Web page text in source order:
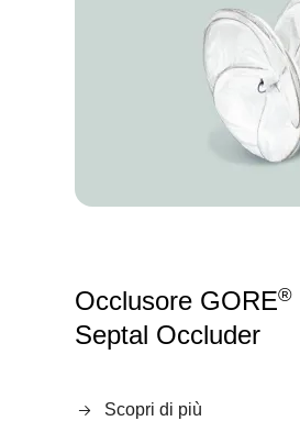
Occlusore GORE®
Septal Occluder
Scopri di più